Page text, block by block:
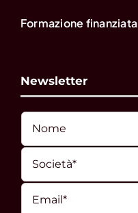
Formazione finanziata
Newsletter